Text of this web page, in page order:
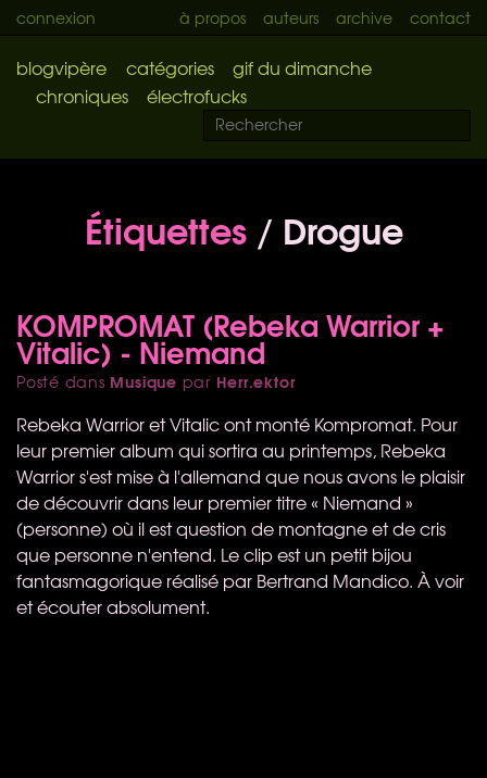
connexion à propos auteurs archive contact
blogvipère catégories
gif du dimanche
chroniques
électrofucks
Étiquettes/ Drogue
KOMPROMAT (Rebeka Warrior +
Vitalic) - Niemand
Posté dans Musique par Herr.ektor
Rebeka Warrior et Vitalic ont monté Kompromat. Pour
leur premier album qui sortira au printemps, Rebeka
Warrior s'est mise à l'allemand que nous avons le plaisir
de découvrir dans leur premier titre « Niemand »
(personne) où il est question de montagne et de cris
que personne n'entend. Le clip est un petit bijou
fantasmagorique réalisé par Bertrand Mandico. À voir
et écouter absolument.